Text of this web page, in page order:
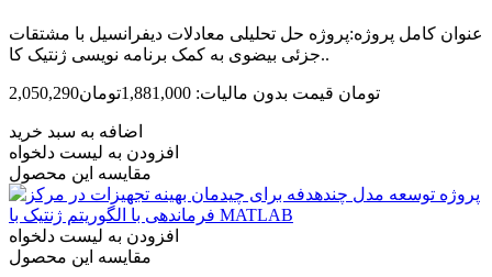
عنوان کامل پروژه:پروژه حل تحلیلی معادلات دیفرانسیل با مشتقات
جزئی بیضوی به کمک برنامه نویسی ژنتیک کا..
2,050,290تومان قیمت بدون مالیات: 1,881,000تومان
اضافه به سبد خرید
افزودن به لیست دلخواه
مقایسه این محصول
افزودن به لیست دلخواه
مقایسه این محصول